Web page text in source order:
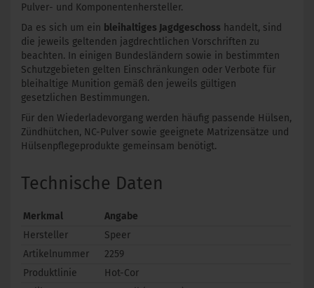
Pulver- und Komponentenhersteller.
Da es sich um ein bleihaltiges Jagdgeschoss handelt, sind
die jeweils geltenden jagdrechtlichen Vorschriften zu
beachten. In einigen Bundesländern sowie in bestimmten
Schutzgebieten gelten Einschränkungen oder Verbote für
bleihaltige Munition gemäß den jeweils gültigen
gesetzlichen Bestimmungen.
Für den Wiederladevorgang werden häufig passende Hülsen,
Zündhütchen, NC-Pulver sowie geeignete Matrizensätze und
Hülsenpflegeprodukte gemeinsam benötigt.
Technische Daten
Merkmal
Angabe
Hersteller
Speer
Artikelnummer
2259
Produktlinie
Hot-Cor